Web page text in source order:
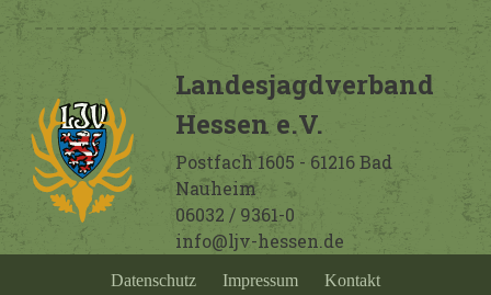
Landesjagdverband
Hessen e.V.
Postfach 1605 - 61216 Bad
Nauheim
06032 / 9361-0
info@ljv-hessen.de
Datenschutz Impressum Kontakt